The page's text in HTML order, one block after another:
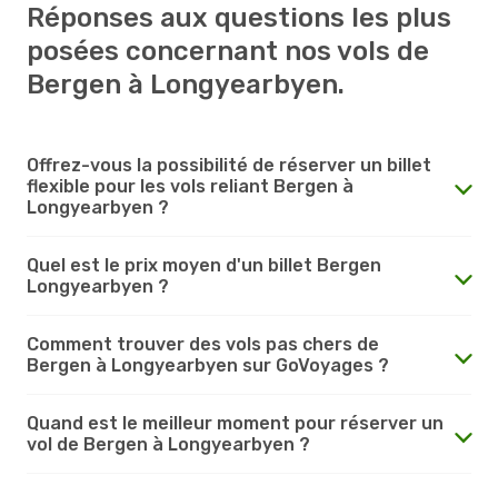
Réponses aux questions les plus
posées concernant nos vols de
Bergen à Longyearbyen.
Offrez-vous la possibilité de réserver un billet
flexible pour les vols reliant Bergen à
Longyearbyen ?
Quel est le prix moyen d'un billet Bergen
Longyearbyen ?
Comment trouver des vols pas chers de
Bergen à Longyearbyen sur GoVoyages ?
Quand est le meilleur moment pour réserver un
vol de Bergen à Longyearbyen ?